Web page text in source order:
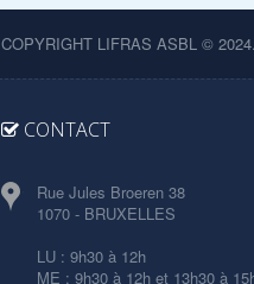
COPYRIGHT LIFRAS ASBL ©
CONTACT
Rue Jules Broeren 38
1070 - BRUXELLES
LU : 9h30 à 12h
ME : 9h30 à 12h et 13h30 à